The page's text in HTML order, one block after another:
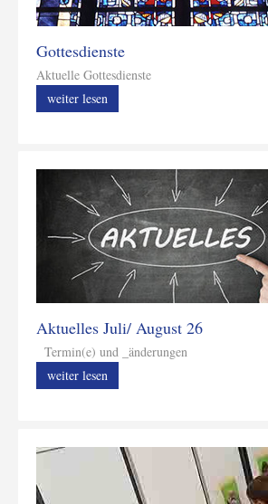
Gottesdienste
Aktuelle Gottesdienste
weiter lesen
Aktuelles Juli/ August 26
Termin(e) und _änderungen
weiter lesen